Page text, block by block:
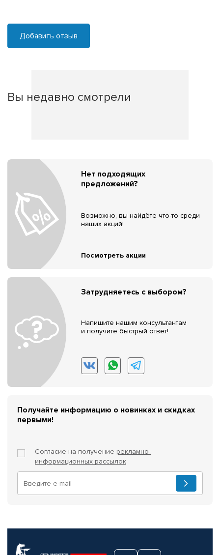
Добавить отзыв
Вы недавно смотрели
Нет подходящих
предложений?
Возможно, вы найдёте что-то среди
наших акций!
Посмотреть акции
Затрудняетесь с выбором?
Напишите нашим консультантам
и получите быстрый ответ!
Получайте информацию о новинках и скидках
первыми!
Согласие на получение рекламно-
информационных рассылок